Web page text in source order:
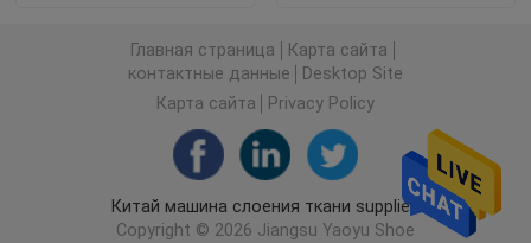
Автоматическая распространяя машина
Ультразвуковая выбивая машина
Автомат для резки компьютера
Главная страница
Карта сайта
контактные данные
Desktop Site
Карта сайта
Privacy Policy
Китай машина слоения ткани supplier.
Copyright © 2026 Jiangsu Yaoyu Shoe